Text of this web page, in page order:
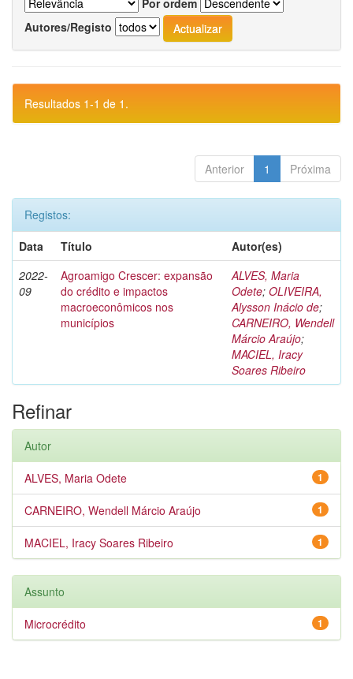
Por ordem
Autores/Registo
Resultados 1-1 de 1.
Anterior 1 Próxima
Registos:
Data
Título
Autor(es)
2022-
09
Agroamigo Crescer: expansão
do crédito e impactos
macroeconômicos nos
municípios
ALVES, Maria
Odete; OLIVEIRA,
Alysson Inácio de;
CARNEIRO, Wendell
Márcio Araújo;
MACIEL, Iracy
Soares Ribeiro
Refinar
Autor
1
ALVES, Maria Odete
1
CARNEIRO, Wendell Márcio Araújo
1
MACIEL, Iracy Soares Ribeiro
Assunto
1
Microcrédito